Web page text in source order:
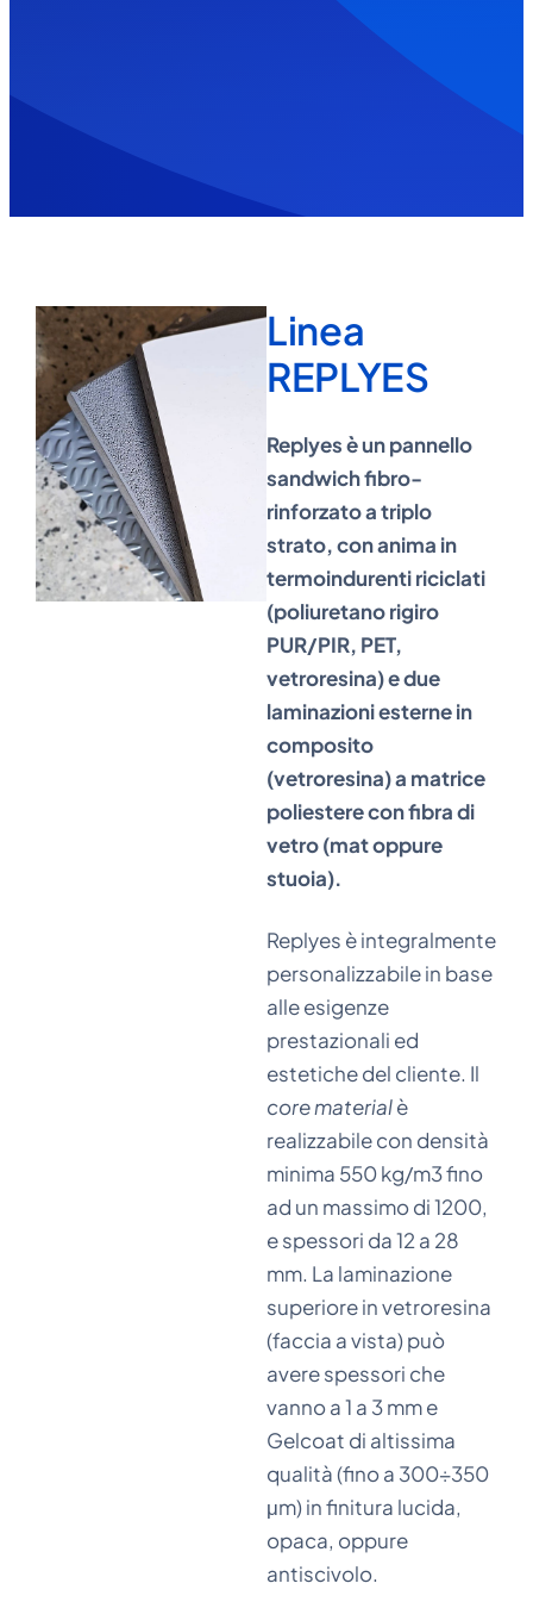
Linea
REPLYES
Replyes è un pannello
sandwich fibro-
rinforzato a triplo
strato, con anima in
termoindurenti riciclati
(poliuretano rigiro
PUR/PIR, PET,
vetroresina) e due
laminazioni esterne in
composito
(vetroresina) a matrice
poliestere con fibra di
vetro (mat oppure
stuoia).
Replyes è integralmente
personalizzabile in base
alle esigenze
prestazionali ed
estetiche del cliente. Il
core materialè
realizzabile con densità
minima 550 kg/m3 fino
ad un massimo di 1200,
e spessori da 12 a 28
mm. La laminazione
superiore in vetroresina
(faccia a vista) può
avere spessori che
vanno a 1 a 3 mm e
Gelcoat di altissima
qualità (fino a 300÷350
μm) in finitura lucida,
opaca, oppure
antiscivolo.